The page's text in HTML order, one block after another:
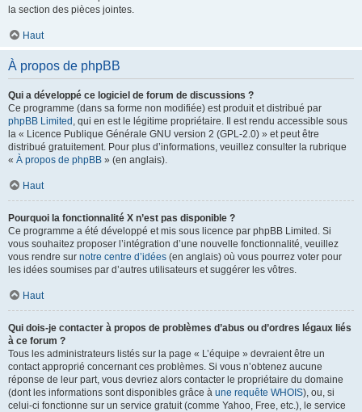
la section des pièces jointes.
Haut
À propos de phpBB
Qui a développé ce logiciel de forum de discussions ?
Ce programme (dans sa forme non modifiée) est produit et distribué par
phpBB Limited , qui en est le légitime propriétaire. Il est rendu accessible sous
la « Licence Publique Générale GNU version 2 (GPL-2.0) » et peut être
distribué gratuitement. Pour plus d’informations, veuillez consulter la rubrique
« À propos de phpBB » (en anglais).
Haut
Pourquoi la fonctionnalité X n’est pas disponible ?
Ce programme a été développé et mis sous licence par phpBB Limited. Si
vous souhaitez proposer l’intégration d’une nouvelle fonctionnalité, veuillez
vous rendre sur notre centre d’idées (en anglais) où vous pourrez voter pour
les idées soumises par d’autres utilisateurs et suggérer les vôtres.
Haut
Qui dois-je contacter à propos de problèmes d’abus ou d’ordres légaux liés
à ce forum ?
Tous les administrateurs listés sur la page « L’équipe » devraient être un
contact approprié concernant ces problèmes. Si vous n’obtenez aucune
réponse de leur part, vous devriez alors contacter le propriétaire du domaine
(dont les informations sont disponibles grâce à une requête WHOIS), ou, si
celui-ci fonctionne sur un service gratuit (comme Yahoo, Free, etc.), le service